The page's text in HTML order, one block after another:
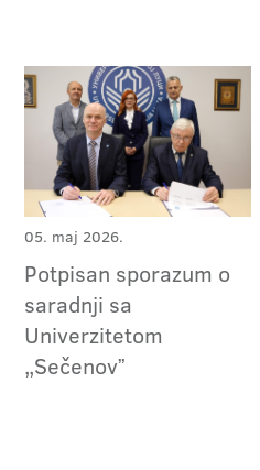
05. maj 2026.
Potpisan sporazum o
saradnji sa
Univerzitetom
„Sečenovˮ